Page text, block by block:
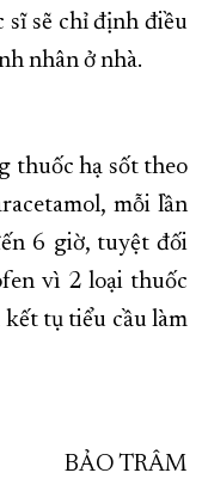
sĩ sẽ chỉ định điều
nhân ở nhà.
thuốc hạ sốt theo
mỗi lần
6 giờ, tuyệt đối
vì 2 loại thuốc
kết tụ tiểu cầu làm
BẢO TRÂM